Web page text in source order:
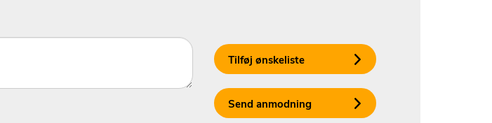
Tilføj ønskeliste
Send anmodning